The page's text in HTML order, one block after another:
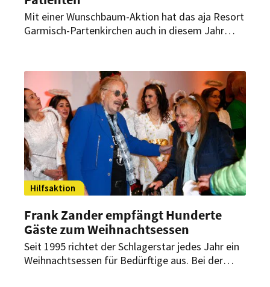
Mit einer Wunschbaum-Aktion hat das aja Resort
Garmisch-Partenkirchen auch in diesem Jahr
Kinderklinik durften sich über erfüllte
Weihnachtswünsche freuen – ermöglicht durch
das Engagement der Gäste und des Hotelteams.
Hilfsaktion
Frank Zander empfängt Hunderte
Gäste zum Weihnachtsessen
Seit 1995 richtet der Schlagerstar jedes Jahr ein
Weihnachtsessen für Bedürftige aus. Bei der